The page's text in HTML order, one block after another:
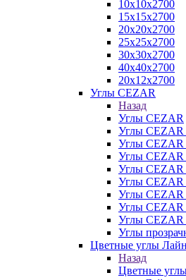
10х10х2700
15х15х2700
20х20х2700
25х25х2700
30х30х2700
40х40х2700
20х12х2700
Углы CEZAR
Назад
Углы CEZAR
Углы CEZAR
Углы CEZAR
Углы CEZAR
Углы CEZAR
Углы CEZAR
Углы CEZAR
Углы CEZAR
Углы CEZAR
Углы
Цветные углы
Назад
Цветные